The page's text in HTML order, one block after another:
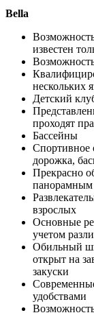
Bella
известен
нескольких
Детский
проходят
Бассейны
Спортивное
дорожка,
Прекрасно
взрослых
Основные
учетом
Обильный
открыт на
закуски
удобствами